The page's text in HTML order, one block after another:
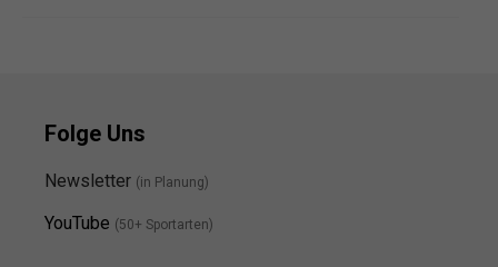
Folge Uns
Newsletter (in Planung)
YouTube (50+ Sportarten)